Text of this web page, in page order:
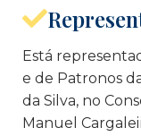
Está
e de Patronos
da Silva, no
Manuel